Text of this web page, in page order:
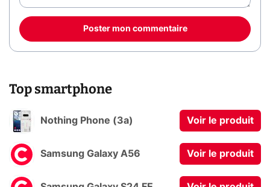
Poster mon commentaire
Top smartphone
Nothing Phone (3a) Voir le produit
Samsung Galaxy A56 Voir le produit